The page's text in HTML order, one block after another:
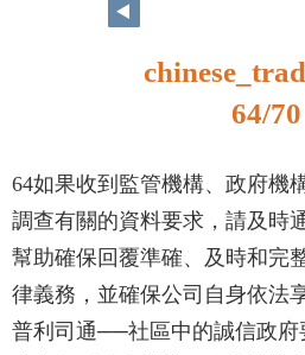
64/70
64如果收到監管機構、政府機
調查有關的資料要求，請及時
幫助確保回覆準確、及時和完
律義務，並確保公司自身依法
普利司通──社區中的誠信政府